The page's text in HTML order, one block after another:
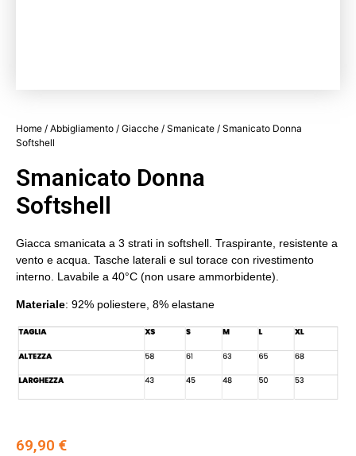
Home / Abbigliamento / Giacche / Smanicate / Smanicato Donna
Softshell
Smanicato Donna
Softshell
Giacca smanicata a 3 strati in softshell. Traspirante, resistente a
vento e acqua. Tasche laterali e sul torace con rivestimento
interno. Lavabile a 40°C (non usare ammorbidente).
Materiale: 92% poliestere, 8% elastane
69,90 €